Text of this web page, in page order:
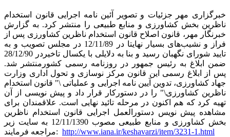
خبرگزاری مهر جزئیات و تصویر آئین نامه اجرایی قانون استخدام
ناظرین بخش کشاورزی و منابع طبیعی را منتشر کرد. به گزارش
خبرنگار مهر، قانون اصلاح قانون استخدام ناظرین کشاورزی پس از
فراز و نشیب‌های بسیار نهایتا در 12/11/89 در مجلس تصویب و به
تایید شورای نگهبان رسید و بنا به دلایلی با یکسال تاخیردر 28/12/90
ضمن ابلاغ به رئیس جمهور در روزنامه رسمی کشورمنتشر شد.
پس از ابلاغ رسمی این قانون مرکز نوسازی و تحول اداری وزارت
جهاد کشاورزی، تدوین آیین نامه اجرایی و عملیاتی \" قانون استخدام
ناظرین کشاورزی\" را در دستورکار قرار داد و پیش نویسی از آن
تهیه کرد که هم اکنون در مرحله تائید نهایی است. علاقمندان برای
مشاهده پیش نویس دستورالعمل اجرایی قانون استخدام ناظرین
بخش کشاورزی و منابع طبیعی مصوب 12/11/1390 به سایت زیر
مراجعه فرمایند: http://www.iana.ir/keshavarzi/item/3231-1.html